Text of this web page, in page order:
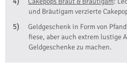
und Bräutigam verzierte
Geldgeschenk in Form von
fiese, aber auch extrem lustige
Geldgeschenke zu machen.